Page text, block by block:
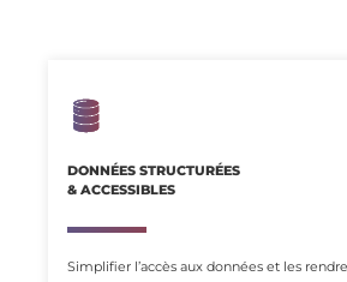
DONNÉES STRUCTURÉES
& ACCESSIBLES
Simplifier l’accès aux données et les